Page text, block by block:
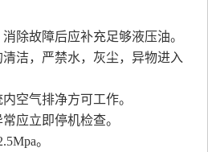
除故障后应补充足够液压油。
洁，严禁水，灰尘，异物进入
空气排净方可工作。
应立即停机检查。
。